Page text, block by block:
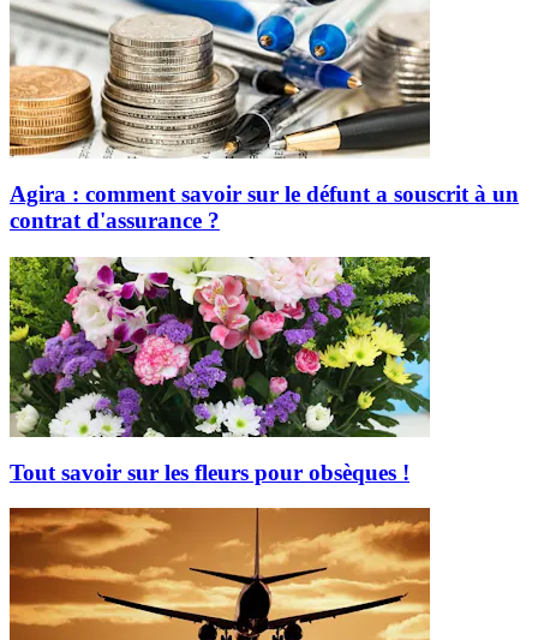
Agira : comment savoir sur le défunt a souscrit à un
contrat d'assurance ?
Tout savoir sur les fleurs pour obsèques !